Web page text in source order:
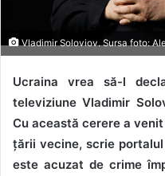
Vladimir Soloviov. Sursa foto:
Ucraina vrea să-l
televiziune Vladimir
Cu această cerere a
țării vecine, scrie
este acuzat de crime